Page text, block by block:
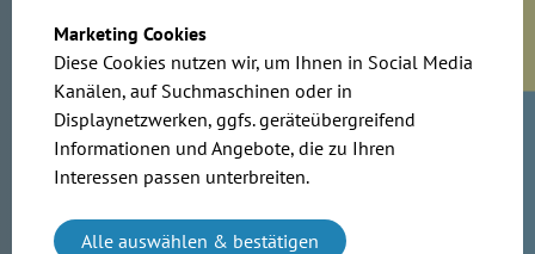
Marketing Cookies
Diese Cookies nutzen wir, um Ihnen in Social Media
Kanälen, auf Suchmaschinen oder in
Displaynetzwerken, ggfs. geräteübergreifend
Informationen und Angebote, die zu Ihren
Interessen passen unterbreiten.
Alle auswählen & bestätigen
Sie haben Fragen zu unseren
Produkten? Unser Vertriebsteam hilft
Ihnen gerne weiter.
Land wählen: